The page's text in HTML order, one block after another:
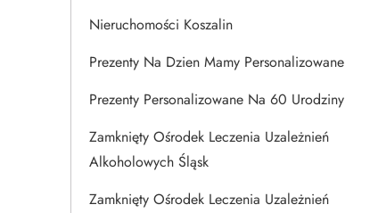
Nieruchomości Koszalin
Prezenty Na Dzien Mamy Personalizowane
Prezenty Personalizowane Na 60 Urodziny
Zamknięty Ośrodek Leczenia Uzależnień
Alkoholowych Śląsk
Zamknięty Ośrodek Leczenia Uzależnień